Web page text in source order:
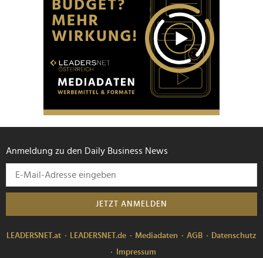
Anmeldung zu den Daily Business News
JETZT ANMELDEN
LEADERSNET.at LEADERSNET.de Mediadaten AGB
Datenschutz
Impressum